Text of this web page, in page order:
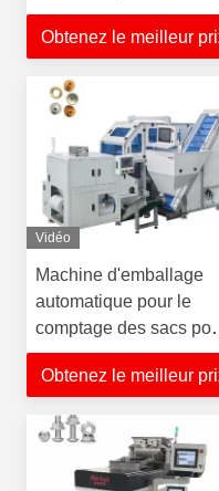
pour le moulage
Obtenez le meilleur
Vidéo
Machine d'emballage
automatique pour le
comptage des sacs
l'emballage de pièces
grande quantité
Obtenez le meilleur